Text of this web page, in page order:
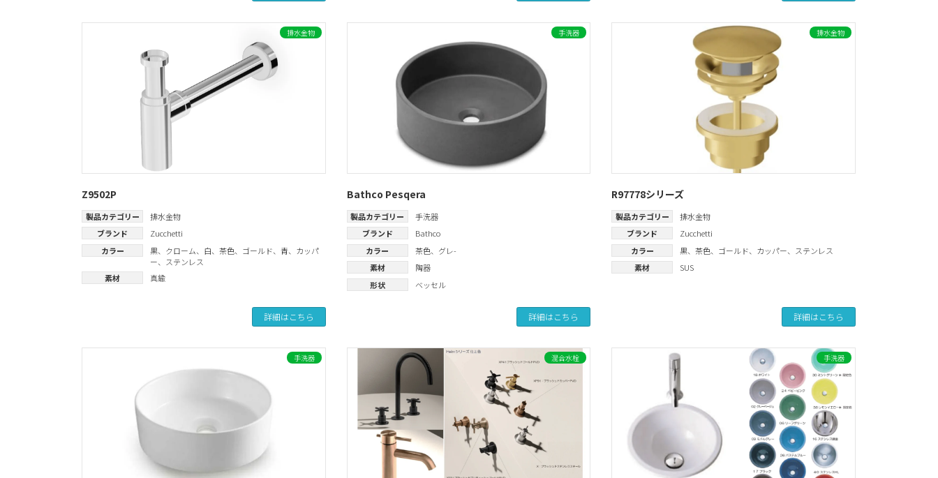
排水金物
Z9502P
製品カテゴリー
排水金物
ブランド
Zucchetti
カラー
黒、 クローム、 白、 茶色、 ゴールド、 青、 カッパ
ー、
ステンレス
素材
真鍮
詳細はこちら
手洗器
Bathco Pesqera
製品カテゴリー
手洗器
ブランド
Bathco
カラー
茶色、 グレ-
素材
陶器
形状
ベッセル
詳細はこちら
排水金物
R97778シリーズ
製品カテゴリー
排水金物
ブランド
Zucchetti
カラー
黒、茶色、 ゴールド、 カッパー、
ステンレス
素材
SUS
詳細はこちら
手洗器 混合水栓 手洗器